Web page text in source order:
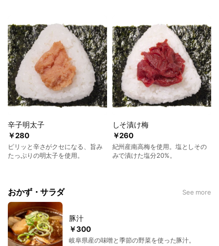
￥280
辛子明太子
ピリッと辛さがクセになる、旨み
たっぷりの明太子を使用。
￥260
しそ漬け梅
紀州産南高梅を使用。塩としその
みで漬けた塩分20%。
おかず・サラダ See more
￥300
豚汁
岐阜県産の味噌と季節の野菜を使った豚汁。